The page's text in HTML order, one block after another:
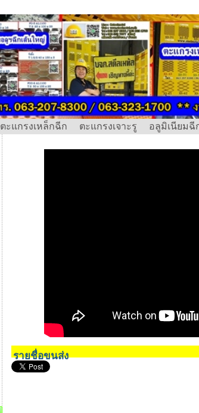
ตะแกรงเหล็กฉีก ตะแกรงเจาะรู อลูมิเนียมฉี
รายชื่อขนส่ง